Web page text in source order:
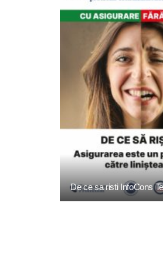
De ce sa risti InfoCons